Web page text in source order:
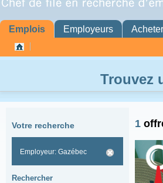
Emplois Employeurs
Trouvez
Votre recherche
Employeur: Gazébec
Rechercher
1